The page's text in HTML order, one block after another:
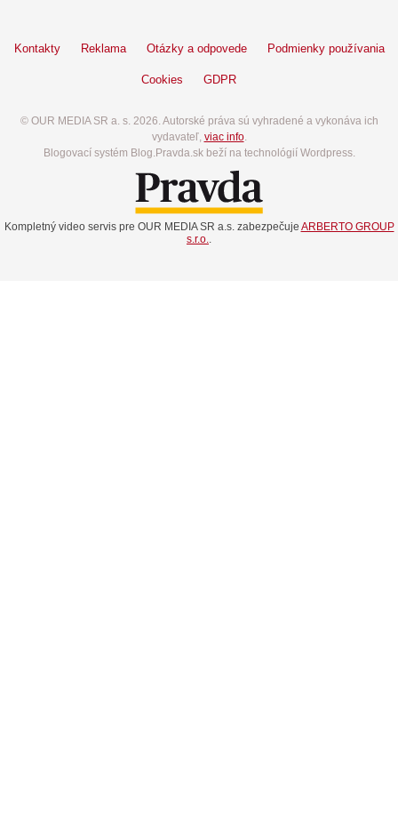
Kontakty Reklama Otázky a odpovede Podmienky používania
Cookies GDPR
© OUR MEDIA SR a. s. 2026. Autorské práva sú vyhradené a vykonáva ich
vydavateľ, viac info.
Blogovací systém Blog.Pravda.sk beží na technológií Wordpress.
Kompletný video servis pre OUR MEDIA SR a.s. zabezpečuje ARBERTO GROUP
s.r.o..